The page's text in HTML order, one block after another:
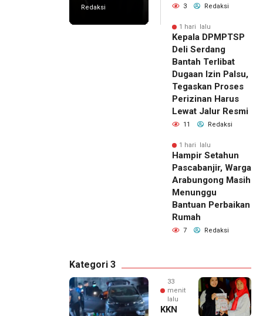
Redaksi
3 Redaksi
1 hari lalu
Kepala DPMPTSP
Deli Serdang
Bantah Terlibat
Dugaan Izin Palsu,
Tegaskan Proses
Perizinan Harus
Lewat Jalur Resmi
11 Redaksi
1 hari lalu
Hampir Setahun
Pascabanjir, Warga
Arabungong Masih
Menunggu
Bantuan Perbaikan
Rumah
7 Redaksi
Kategori 3
33
menit
lalu
KKN